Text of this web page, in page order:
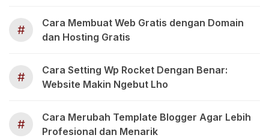
#
Cara Membuat Web Gratis dengan Domain
dan Hosting Gratis
#
Cara Setting Wp Rocket Dengan Benar:
Website Makin Ngebut Lho
#
Cara Merubah Template Blogger Agar Lebih
Profesional dan Menarik